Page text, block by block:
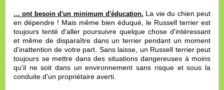
… ont besoin d'un minimum d'éducation. La vie du chien peut
en dépendre ! Mais même bien éduqué, le Russell terrier est
toujours tenté d'aller poursuivre quelque chose d'intéressant
et même de disparaître dans un terrier pendant un moment
d'inattention de votre part. Sans laisse, un Russell terrier peut
toujours se mettre dans des situations dangereuses à moins
qu'il ne soit dans un environnement sans risque et sous la
conduite d'un propriétaire averti.